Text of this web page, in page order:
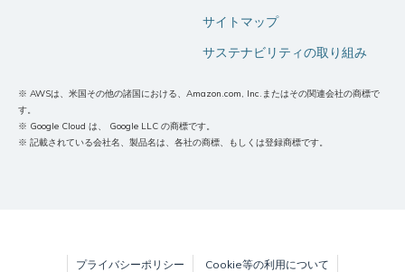
サイトマップ
サステナビリティの取り組み
※ AWSは、米国その他の諸国における、Amazon.com, Inc.またはその関連会社の商標で
す。
※ Google Cloud は、 Google LLC の商標です。
※ 記載されている会社名、製品名は、各社の商標、もしくは登録商標です。
プライバシーポリシー Cookie等の利用について